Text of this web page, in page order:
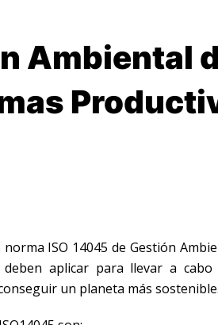
Ambiental
ISO 14045 de Gestión
aplicar para llevar a
un planeta más sostenible.